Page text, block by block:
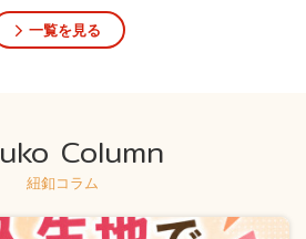
一覧を見る
Column
紐釦コラム